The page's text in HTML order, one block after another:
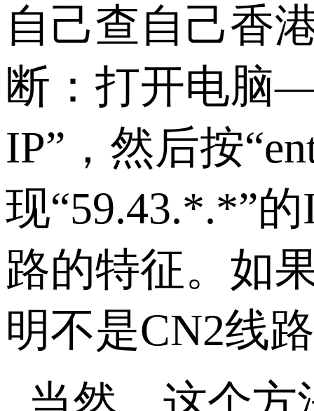
自己查自己香
断：打开电脑
IP”，然后按
现“59.43.*.*”
路的特征。如
明不是CN2线